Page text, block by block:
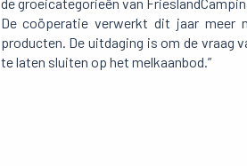
De coöperatie verwerkt dit jaar meer
producten. De uitdaging is om de vraag
te laten sluiten op het melkaanbod.”